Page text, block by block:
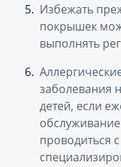
Избежать
покрышек
выполнять
заболевания
детей, если
проводиться